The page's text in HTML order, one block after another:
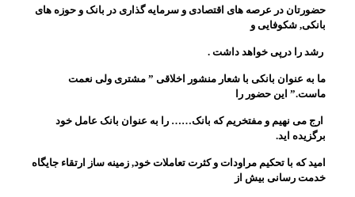
حضورتان در عرصه های اقتصادی و سرمایه گذاری در بانک و حوزه های
بانکی, شکوفایی و
رشد را درپی خواهد داشت .
ما به عنوان بانکی با شعار منشور اخلاقی ” مشتری ولی نعمت
ماست.” این حضور را
ارج می نهیم و مفتخریم که بانک…… را به عنوان بانک عامل خود
برگزیده اید.
امید که با تحکیم مراودات و کثرت تعاملات خود, زمینه ساز ارتقاء جایگاه
خدمت رسانی بیش از